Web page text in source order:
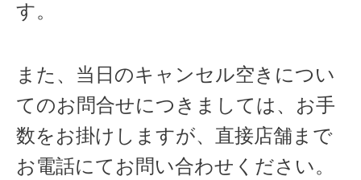
す。
また、当日のキャンセル空きについ
てのお問合せにつきましては、お手
数をお掛けしますが、直接店舗まで
お電話にてお問い合わせください。